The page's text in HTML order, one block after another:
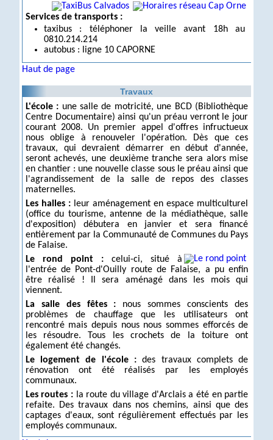
Services de transports :
taxibus : téléphoner la veille avant 18h au
0810.214.214
autobus : ligne 10 CAPORNE
Haut de page
Travaux
L'école : une salle de motricité, une BCD (Bibliothèque
Centre Documentaire) ainsi qu'un préau verront le jour
courant 2008. Un premier appel d'offres infructueux
nous oblige à renouveler l'opération. Dès que ces
travaux, qui devraient démarrer en début d'année,
seront achevés, une deuxième tranche sera alors mise
en chantier : une nouvelle classe sous le préau ainsi que
l'agrandissement de la salle de repos des classes
maternelles.
Les halles :leur aménagement en espace multiculturel
(office du tourisme, antenne de la médiathèque, salle
d'exposition) débutera en janvier et sera financé
entièrement par la Communauté de Communes du Pays
de Falaise.
Le rond point :celui-ci, situé à
l'entrée de Pont-d'Ouilly route de Falaise, a pu enfin
être réalisé ! Il sera aménagé dans les mois qui
viennent.
La salle des fêtes : nous sommes conscients des
problèmes de chauffage que les utilisateurs ont
rencontré mais depuis nous nous sommes efforcés de
les résoudre. Tous les crochets de la toiture ont
également été changés.
Le logement de l'école :des travaux complets de
rénovation ont été réalisés par les employés
communaux.
Les routes : la route du village d'Arclais a été en partie
refaite. Des travaux dans nos chemins, ainsi que des
captages d'eaux, sont régulièrement effectués par les
employés communaux.